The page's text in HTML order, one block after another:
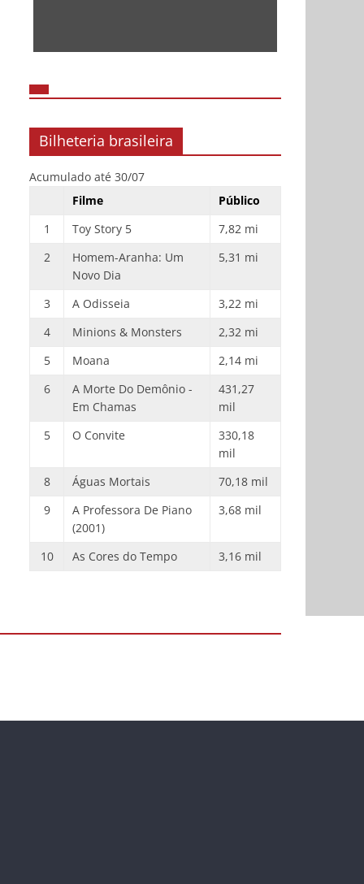
Bilheteria brasileira
Acumulado até 30/07
Filme
Público
1
Toy Story 5
7,82 mi
2
Homem-Aranha: Um
Novo Dia
5,31 mi
3 A Odisseia
3,22 mi
4
Minions & Monsters
2,32 mi
5
Moana
2,14 mi
6
A Morte Do Demônio -
Em Chamas
431,27
mil
5
O Convite
330,18
mil
8
Águas Mortais
70,18 mil
9
A Professora De Piano
(2001)
3,68 mil
10 As Cores do Tempo 3,16 mil